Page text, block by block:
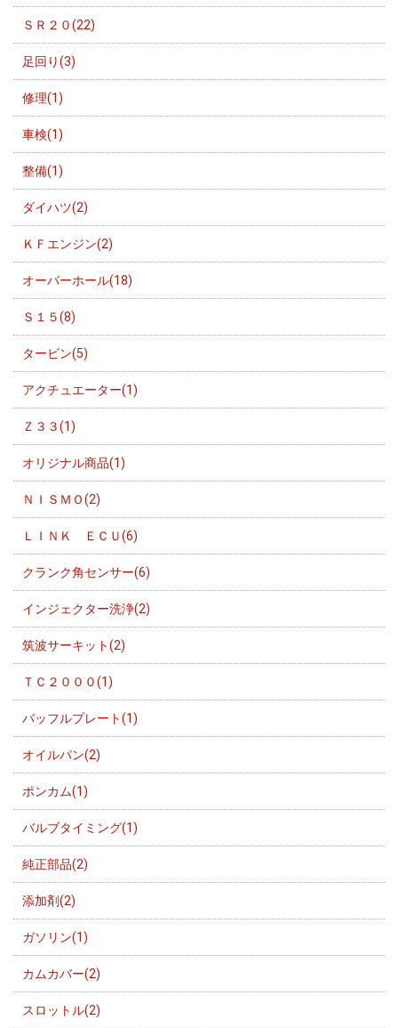
ＳＲ２０(22)
足回り(3)
修理(1)
車検(1)
整備(1)
ダイハツ(2)
ＫＦエンジン(2)
オーバーホール(18)
Ｓ１５(8)
タービン(5)
アクチュエーター(1)
Ｚ３３(1)
オリジナル商品(1)
ＮＩＳＭＯ(2)
ＬＩＮＫ ＥＣＵ(6)
クランク角センサー(6)
インジェクター洗浄(2)
筑波サーキット(2)
ＴＣ２０００(1)
バッフルプレート(1)
オイルパン(2)
ポンカム(1)
バルブタイミング(1)
純正部品(2)
添加剤(2)
ガソリン(1)
カムカバー(2)
スロットル(2)